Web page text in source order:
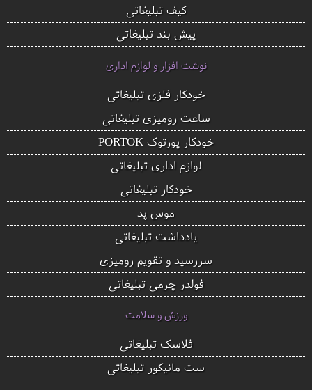
کیف تبلیغاتی
پیش بند تبلیغاتی
نوشت افزار و لوازم اداری
خودکار فلزی تبلیغاتی
ساعت رومیزی تبلیغاتی
خودکار پورتوک PORTOK
لوازم اداری تبلیغاتی
خودکار تبلیغاتی
موس پد
یادداشت تبلیغاتی
سررسید و تقویم رومیزی
فولدر چرمی تبلیغاتی
ورزش و سلامت
فلاسک تبلیغاتی
ست مانیکور تبلیغاتی